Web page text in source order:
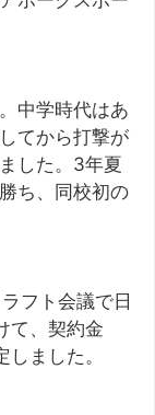
中学時代はあ
てから打撃が
した。3年夏
ち、同校初の
フト会議で日
て、契約金
ました。